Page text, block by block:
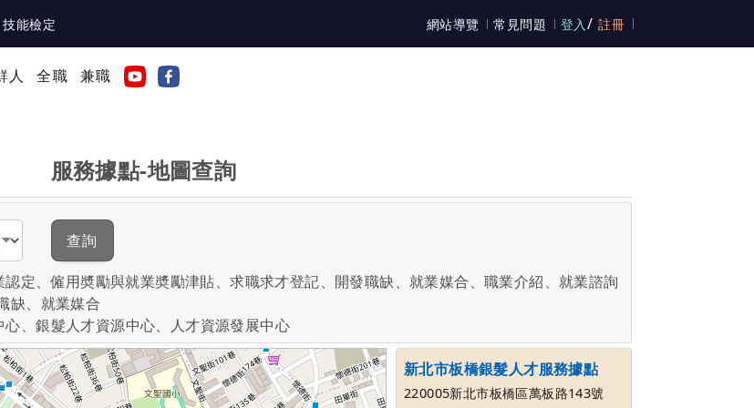
技能檢定 網站導覽 常見問題 登入 / 註冊
人 全職 兼職
服務據點-地圖查詢
查詢
定、僱用奬勵與就業奬勵津貼、求職求才登記、開發職缺、就業媒合、職業介紹、就業諮詢
缺、就業媒合
、銀髮人才資源中心、人才資源發展中心
新北市板橋銀髮人才服務據點
220005新北市板橋區萬板路143號